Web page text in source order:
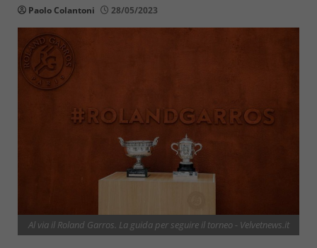
Paolo Colantoni 28/05/2023
Al via il Roland Garros. La guida per seguire il torneo - Velvetnews.it